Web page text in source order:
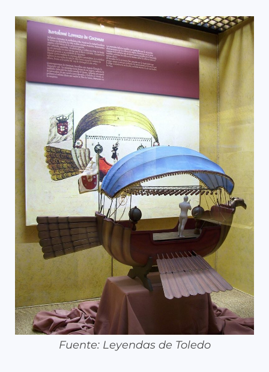
Fuente: Leyendas de Toledo